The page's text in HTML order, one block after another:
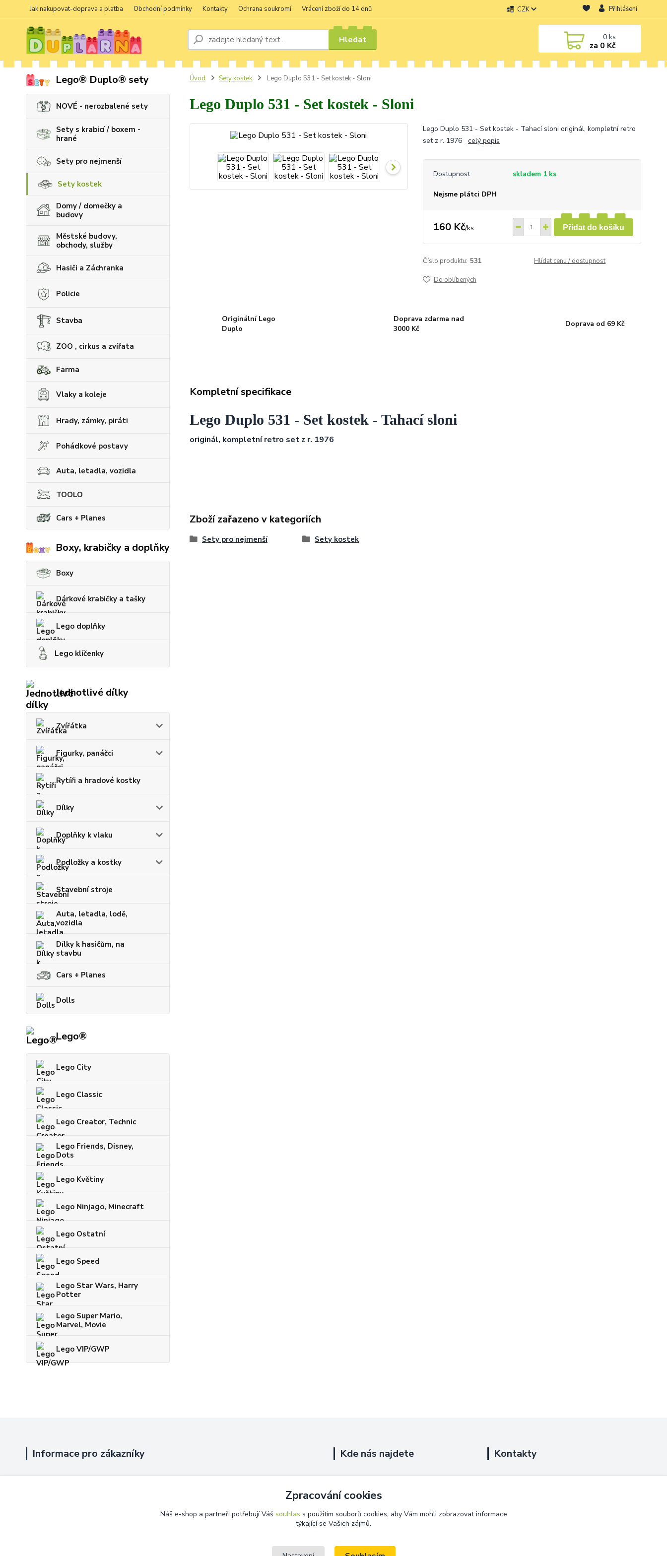
Jak nakupovat-doprava a platba Obchodní podmínky Kontakty Ochrana soukromí Vrácení zboží do 14 dnů CZK Přihlášení
Hledat 0ks
za 0 Kč
Lego® Duplo® sety
NOVÉ - nerozbalené sety
Sety s krabicí / boxem -
hrané
Sety pro nejmenší
Sety kostek
Domy / domečky a
budovy
Městské budovy,
obchody, služby
Hasiči a Záchranka
Policie
Stavba
ZOO , cirkus a zvířata
Farma
Vlaky a koleje
Hrady, zámky, piráti
Pohádkové postavy
Auta, letadla, vozidla
TOOLO
Cars + Planes
Boxy, krabičky a doplňky
Boxy
Dárkové krabičky a tašky
Lego doplňky
Lego klíčenky
Jednotlivé dílky
Zvířátka
Figurky, panáčci
Rytíři a hradové kostky
Dílky
Doplňky k vlaku
Podložky a kostky
Stavební stroje
Auta, letadla, lodě,
vozidla
Dílky k hasičům, na
stavbu
Cars + Planes
Dolls
Lego®
Lego City
Lego Classic
Lego Creator, Technic
Lego Friends, Disney,
Dots
Lego Květiny
Lego Ninjago, Minecraft
Lego Ostatní
Lego Speed
Lego Star Wars, Harry
Potter
Lego Super Mario,
Marvel, Movie
Lego VIP/GWP
Úvod Sety kostek Lego Duplo 531 - Set kostek - Sloni
Lego Duplo 531 - Set kostek - Sloni
Lego Duplo 531 - Set kostek - Tahací sloni originál, kompletní retro
set z r. 1976 celý popis
Dostupnost skladem 1 ks
Nejsme plátci DPH
160 Kč/ks Přidat do košíku
Číslo produktu: 531 Hlídat cenu / dostupnost
Do oblíbených
Originální Lego
Duplo
Doprava zdarma nad
3000 Kč
Doprava od 69 Kč
Kompletní specifikace
Lego Duplo 531 - Set kostek - Tahací sloni
originál, kompletní retro set z r. 1976
Zboží zařazeno v kategoriích
Sety pro nejmenší Sety kostek
Informace pro zákazníky Kde nás najdete
Říčany, 251 01
Na této adrese není prodejna.
Kontakty
+420 725 889 873
info@duplarna.cz
Zpracování cookies
Náš e-shop a partneři potřebují Váš souhlas s použitím souborů cookies, aby Vám mohli zobrazovat informace
týkající se Vašich zájmů.